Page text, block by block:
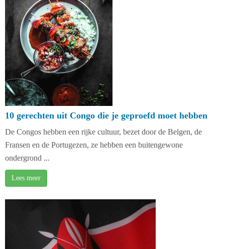
10 gerechten uit Congo die je geproefd moet hebben
De Congos hebben een rijke cultuur, bezet door de Belgen, de
Fransen en de Portugezen, ze hebben een buitengewone
ondergrond ...
Lees meer